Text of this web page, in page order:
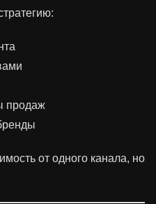
продаж
от одного канала, но